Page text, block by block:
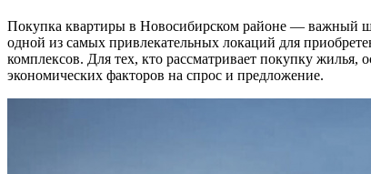
Покупка квартиры в Новосибирском районе — важный
одной из самых привлекательных локаций для
комплексов. Для тех, кто рассматривает покупку жилья,
экономических факторов на спрос и предложение.